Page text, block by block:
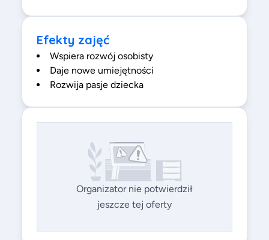
Efekty zajęć
Wspiera rozwój osobisty
Daje nowe umiejętności
Rozwija pasje dziecka
Organizator nie potwierdził
jeszcze tej oferty